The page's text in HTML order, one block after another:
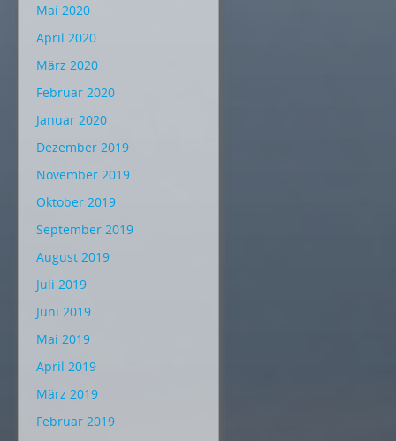
Mai 2020
April 2020
März 2020
Februar 2020
Januar 2020
Dezember 2019
November 2019
Oktober 2019
September 2019
August 2019
Juli 2019
Juni 2019
Mai 2019
April 2019
März 2019
Februar 2019